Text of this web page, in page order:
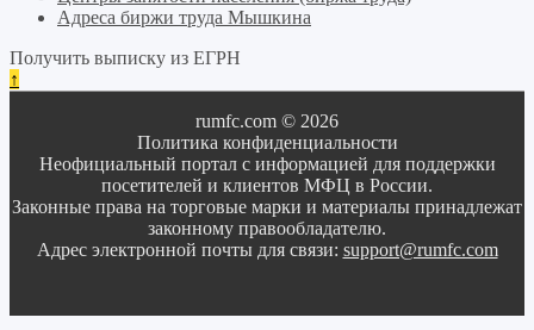
Адреса биржи труда Мышкина
Получить выписку из ЕГРН
↑
rumfc.com © 2026
Политика конфиденциальности
Неофициальный портал с информацией для поддержки
посетителей и клиентов МФЦ в России.
Законные права на торговые марки и материалы принадлежат
законному правообладателю.
Адрес электронной почты для связи: support@rumfc.com